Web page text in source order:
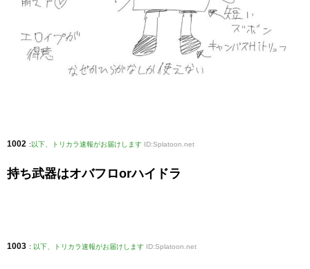
1002 : 以下、トリカラ速報がお届けします ID:Splatoon.net
持ち武器はオバフロorハイドラ
1003 : 以下、トリカラ速報がお届けします ID:Splatoon.net